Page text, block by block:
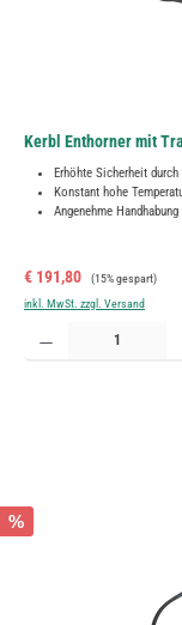
Kerbl Enthorner mit
Erhöhte Sicherheit
Konstant hohe
Angenehme
Verkaufspreis:
€ 191,80 Regulärer Preis:
(15% gespart)
inkl. MwSt. zzgl. Versand
Produkt Anzahl: Gib den
%